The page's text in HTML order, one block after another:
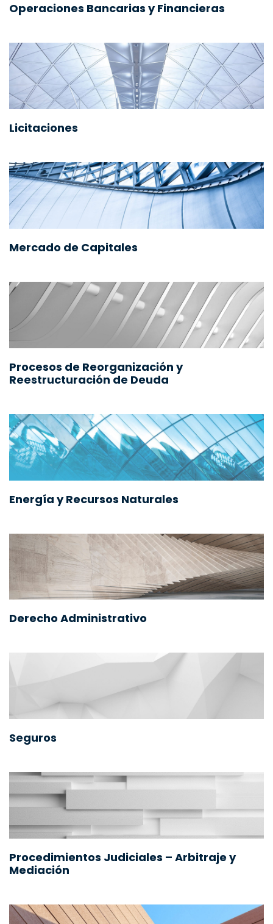
Operaciones Bancarias y Financieras
Licitaciones
Mercado de Capitales
Procesos de Reorganización y
Reestructuración de Deuda
Energía y Recursos Naturales
Derecho Administrativo
Seguros
Procedimientos Judiciales – Arbitraje y
Mediación